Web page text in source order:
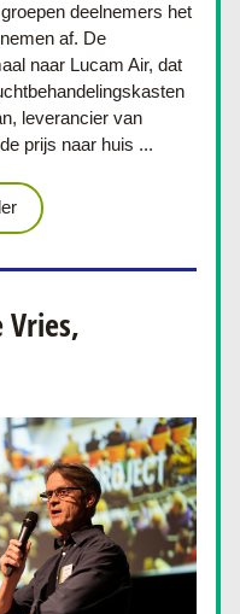
deelnemers het
af. De
naar Lucam Air, dat
leverancier van
prijs naar huis ...